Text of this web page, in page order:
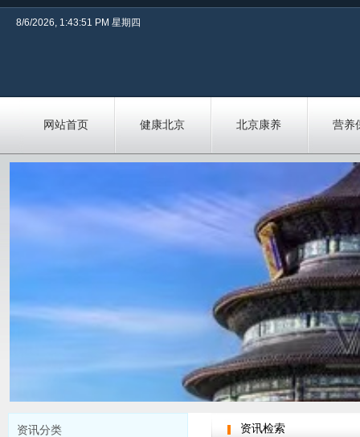
网站首页 健康北京 北京康养 营养
8/6/2026, 1:43:51 PM 星期四
资讯检索
资讯分类